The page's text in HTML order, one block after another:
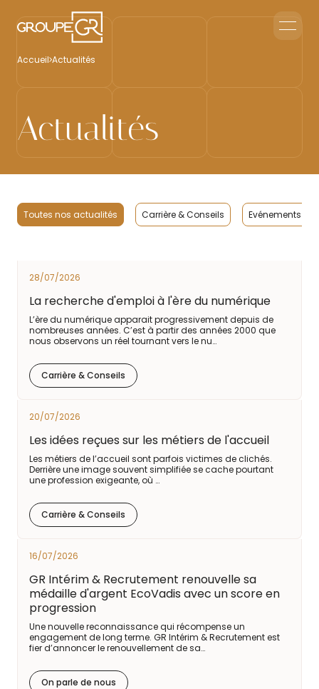
Accueil Actualités
Actualités
Toutes nos actualités Carrière & Conseils Evénements
28/07/2026
La recherche d'emploi à l'ère du numérique
L’ère du numérique apparait progressivement depuis de
nombreuses années. C’est à partir des années 2000 que
nous observons un réel tournant vers le nu…
Carrière & Conseils
20/07/2026
Les idées reçues sur les métiers de l'accueil
Les métiers de l’accueil sont parfois victimes de clichés.
Derrière une image souvent simplifiée se cache pourtant
une profession exigeante, où …
Carrière & Conseils
16/07/2026
GR Intérim & Recrutement renouvelle sa
médaille d'argent EcoVadis avec un score en
progression
Une nouvelle reconnaissance qui récompense un
engagement de long terme. GR Intérim & Recrutement est
fier d’annoncer le renouvellement de sa…
On parle de nous